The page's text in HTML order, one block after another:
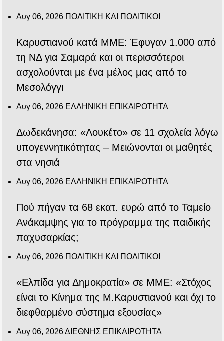
Αυγ 06, 2026 ΠΟΛΙΤΙΚΗ ΚΑΙ ΠΟΛΙΤΙΚΟΙ
Καρυστιανού κατά ΜΜΕ: Έφυγαν 1.000 από
τη ΝΔ για Σαμαρά και οι περισσότεροι
ασχολούνται με ένα μέλος μας από το
Μεσολόγγι
Αυγ 06, 2026 ΕΛΛΗΝΙΚΗ ΕΠΙΚΑΙΡΟΤΗΤΑ
Δωδεκάνησα: «Λουκέτο» σε 11 σχολεία λόγω
υπογεννητικότητας – Μειώνονται οι μαθητές
στα νησιά
Αυγ 06, 2026 ΕΛΛΗΝΙΚΗ ΕΠΙΚΑΙΡΟΤΗΤΑ
Πού πήγαν τα 68 εκατ. ευρώ από το Ταμείο
Ανάκαμψης για το πρόγραμμα της παιδικής
παχυσαρκίας;
Αυγ 06, 2026 ΠΟΛΙΤΙΚΗ ΚΑΙ ΠΟΛΙΤΙΚΟΙ
«Ελπίδα για Δημοκρατία» σε ΜΜΕ: «Στόχος
είναι το Κίνημα της Μ.Καρυστιανού και όχι το
διεφθαρμένο σύστημα εξουσίας»
Αυγ 06, 2026ΔΙΕΘΝΗΣ ΕΠΙΚΑΙΡΟΤΗΤΑ